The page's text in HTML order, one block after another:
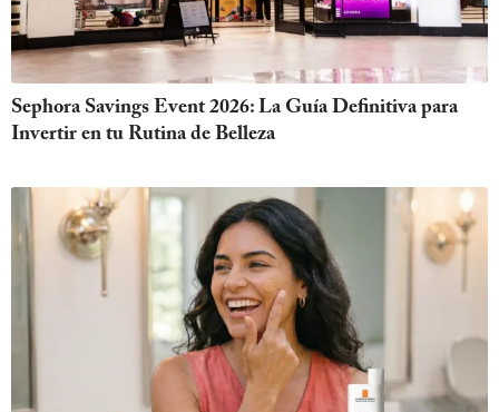
Sephora Savings Event 2026: La Guía Definitiva para
Invertir en tu Rutina de Belleza